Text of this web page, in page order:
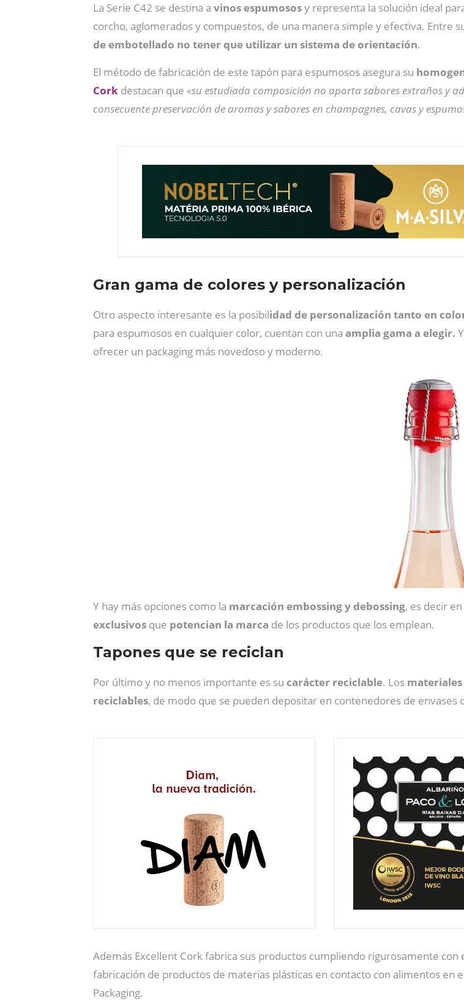
La Serie C42 se destina a vinos espumososy representa la solución ideal
corcho, aglomerados y compuestos, de una manera simple y efectiva. Entre
de embotellado no tener que utilizar un sistema de orientación.
El método de fabricación de este tapón para espumosos asegura su
Cork destacan que «su estudiada composición no aporta sabores extraños y
consecuente preservación de aromas y sabores en champagnes, cavas y
Gran gama de colores y personalización
Otro aspecto interesante es la posibilidad de personalización tanto en
para espumosos en cualquier color, cuentan con una amplia gama a elegir.
ofrecer un packaging más novedoso y moderno.
Y hay más opciones como la marcación embossing y debossing, es decir en
exclusivos que potencian la marca de los productos que los emplean.
Tapones que se reciclan
Por último y no menos importante es su carácter reciclable. Los materiales
reciclables, de modo que se pueden depositar en contenedores de envases
Además Excellent Cork fabrica sus productos cumpliendo rigurosamente con
fabricación de productos de materias plásticas en contacto con alimentos en
Packaging.